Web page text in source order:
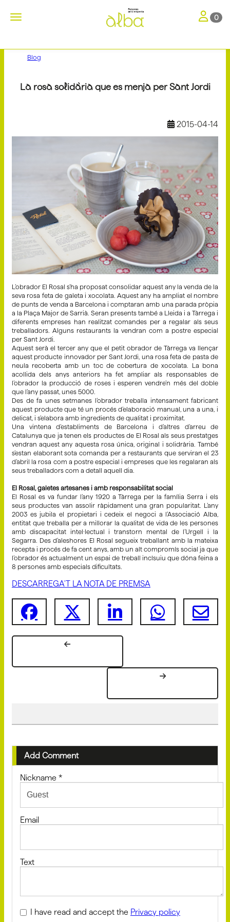
Toggle navigation Toggle
0
Blog
La rosa solidària que es menja per Sant Jordi
2015-04-14
L’obrador El Rosal s’ha proposat consolidar aquest any la venda de la
seva rosa feta de galeta i xocolata. Aquest any ha ampliat el nombre
de punts de venda a Barcelona i comptaran amb una parada pròpia
a la Plaça Major de Sarrià. Seran presents també a Lleida i a Tàrrega i
diferents empreses han realitzat comandes per a regalar als seus
treballadors. Alguns restaurants la vendran com a postre especial
per Sant Jordi.
Aquest serà el tercer any que el petit obrador de Tàrrega va llençar
aquest producte innovador per Sant Jordi, una rosa feta de pasta de
neula recoberta amb un toc de cobertura de xocolata. La bona
acollida dels anys anteriors ha fet ampliar als responsables de
l’obrador la producció de roses i esperen vendre’n més del doble
que l’any passat, unes 5000.
Des de fa unes setmanes l’obrador treballa intensament fabricant
aquest producte que té un procés d’elaboració manual, una a una, i
delicat, i s’elabora amb ingredients de qualitat i proximitat.
Una vintena d’establiments de Barcelona i d’altres d’arreu de
Catalunya que ja tenen els productes de El Rosal als seus prestatges
vendran aquest any aquesta rosa única, original i solidrària. També
s’estan elaborant sota comanda per a restaurants que serviran el 23
d’abril la rosa com a postre especial i empreses que les regalaran als
seus treballadors com a detall aquell dia.
El Rosal, galetes artesanes i amb responsabilitat social
El Rosal es va fundar l’any 1920 a Tàrrega per la família Serra i els
seus productes van assolir ràpidament una gran popularitat. L’any
2003 es jubila el propietari i cedeix el negoci a l’Associació Alba,
entitat que treballa per a millorar la qualitat de vida de les persones
amb discapacitat intel·lectual i transtorn mental de l’Urgell i la
Segarra. Des d’aleshores El Rosal segueix treballant amb la mateixa
recepta i procés de fa cent anys, amb un alt compromís social ja que
l’obrador és actualment un espai de treball inclsuiu que dóna feina a
8 persones amb especials dificultats.
DESCARREGA'T LA NOTA DE PREMSA
Add Comment
Nickname *
Email
Text
I have read and accept the Privacy policy